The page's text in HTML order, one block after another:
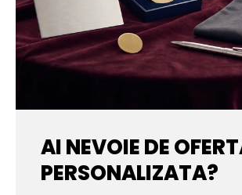
AI NEVOIE DE
PERSONALIZATA?